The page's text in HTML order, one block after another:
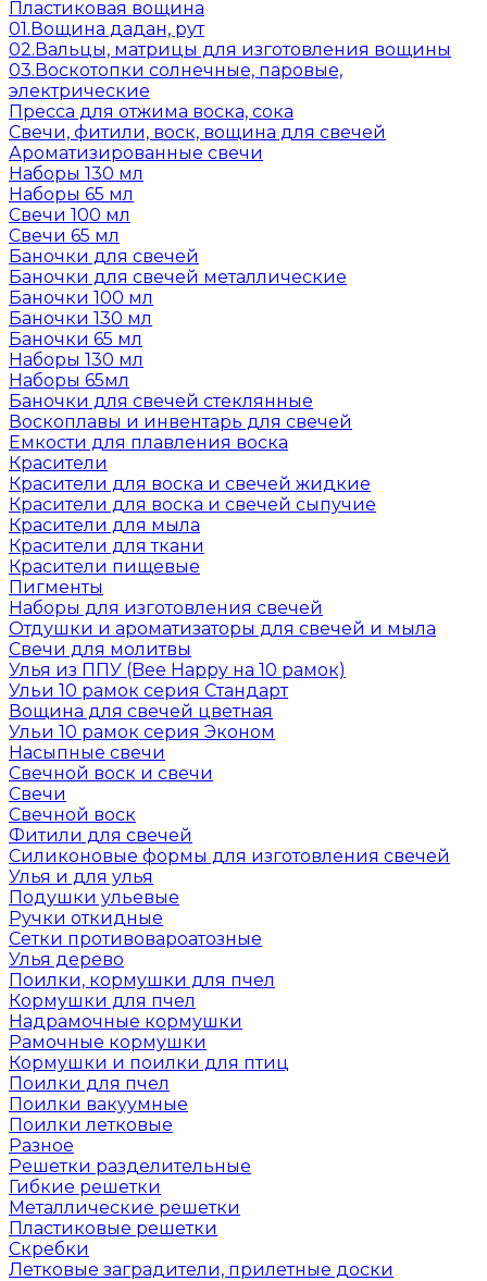
Пластиковая вощина
01.Вощина дадан, рут
02.Вальцы, матрицы для изготовления вощины
03.Воскотопки солнечные, паровые,
электрические
Пресса для отжима воска, сока
Свечи, фитили, воск, вощина для свечей
Ароматизированные свечи
Наборы 130 мл
Наборы 65 мл
Свечи 100 мл
Свечи 65 мл
Баночки для свечей
Баночки для свечей металлические
Баночки 100 мл
Баночки 130 мл
Баночки 65 мл
Наборы 130 мл
Наборы 65мл
Баночки для свечей стеклянные
Воскоплавы и инвентарь для свечей
Емкости для плавления воска
Красители
Красители для воска и свечей жидкие
Красители для воска и свечей сыпучие
Красители для мыла
Красители для ткани
Красители пищевые
Пигменты
Наборы для изготовления свечей
Отдушки и ароматизаторы для свечей и мыла
Свечи для молитвы
Улья из ППУ (Bee Happy на 10 рамок)
Ульи 10 рамок серия Стандарт
Вощина для свечей цветная
Ульи 10 рамок серия Эконом
Насыпные свечи
Свечной воск и свечи
Свечи
Свечной воск
Фитили для свечей
Силиконовые формы для изготовления свечей
Улья и для улья
Подушки ульевые
Ручки откидные
Сетки противовароатозные
Улья дерево
Поилки, кормушки для пчел
Кормушки для пчел
Надрамочные кормушки
Рамочные кормушки
Кормушки и поилки для птиц
Поилки для пчел
Поилки вакуумные
Поилки летковые
Разное
Решетки разделительные
Гибкие решетки
Металлические решетки
Пластиковые решетки
Скребки
Летковые заградители, прилетные доски